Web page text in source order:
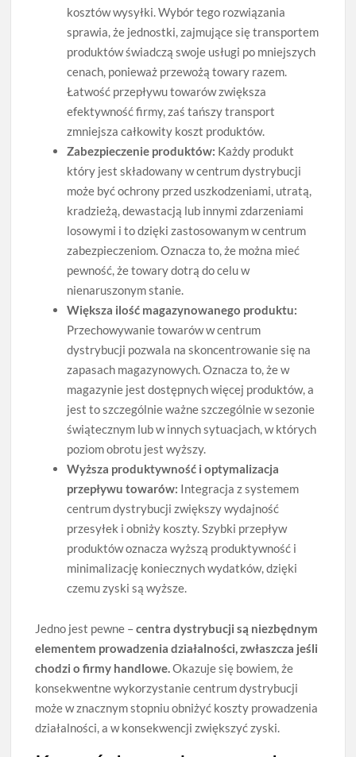
kosztów wysyłki. Wybór tego rozwiązania
sprawia, że jednostki, zajmujące się transportem
produktów świadczą swoje usługi po mniejszych
cenach, ponieważ przewożą towary razem.
Łatwość przepływu towarów zwiększa
efektywność firmy, zaś tańszy transport
zmniejsza całkowity koszt produktów.
Zabezpieczenie produktów: Każdy produkt
który jest składowany w centrum dystrybucji
może być ochrony przed uszkodzeniami, utratą,
kradzieżą, dewastacją lub innymi zdarzeniami
losowymi i to dzięki zastosowanym w centrum
zabezpieczeniom. Oznacza to, że można mieć
pewność, że towary dotrą do celu w
nienaruszonym stanie.
Większa ilość magazynowanego produktu:
Przechowywanie towarów w centrum
dystrybucji pozwala na skoncentrowanie się na
zapasach magazynowych. Oznacza to, że w
magazynie jest dostępnych więcej produktów, a
jest to szczególnie ważne szczególnie w sezonie
świątecznym lub w innych sytuacjach, w których
poziom obrotu jest wyższy.
Wyższa produktywność i optymalizacja
przepływu towarów: Integracja z systemem
centrum dystrybucji zwiększy wydajność
przesyłek i obniży koszty. Szybki przepływ
produktów oznacza wyższą produktywność i
minimalizację koniecznych wydatków, dzięki
czemu zyski są wyższe.
Jedno jest pewne –centra dystrybucji są niezbędnym
elementem prowadzenia działalności, zwłaszcza jeśli
chodzi o firmy handlowe.Okazuje się bowiem, że
konsekwentne wykorzystanie centrum dystrybucji
może w znacznym stopniu obniżyć koszty prowadzenia
działalności, a w konsekwencji zwiększyć zyski.